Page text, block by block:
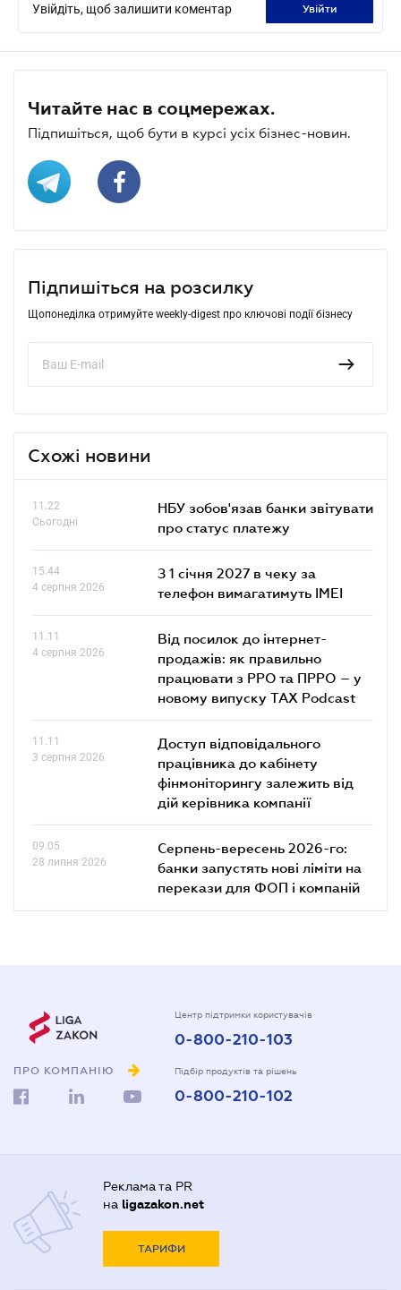
Увійдіть, щоб залишити коментар увійти
Читайте нас в соцмережах.
Підпишіться, щоб бути в курсі усіх бізнес-новин.
Підпишіться на розсилку
Щопонеділка отримуйте weekly-digest про ключові події бізнесу
Схожі новини
11.22
Сьогодні
НБУ зобов'язав банки звітувати
про статус платежу
15.44
4 серпня 2026
З 1 січня 2027 в чеку за
телефон вимагатимуть IMEI
11.11
4 серпня 2026
Від посилок до інтернет-
продажів: як правильно
працювати з РРО та ПРРО – у
новому випуску TAX Podcast
11.11
3 серпня 2026
Доступ відповідального
працівника до кабінету
фінмоніторингу залежить від
дій керівника компанії
09.05
28 липня 2026
Серпень-вересень 2026-го:
банки запустять нові ліміти на
перекази для ФОП і компаній
ПРО КОМПАНІЮ
Центр підтримки користувачів
0-800-210-103
Підбір продуктів та рішень
0-800-210-102
Реклама та PR
на ligazakon.net
ТАРИФИ